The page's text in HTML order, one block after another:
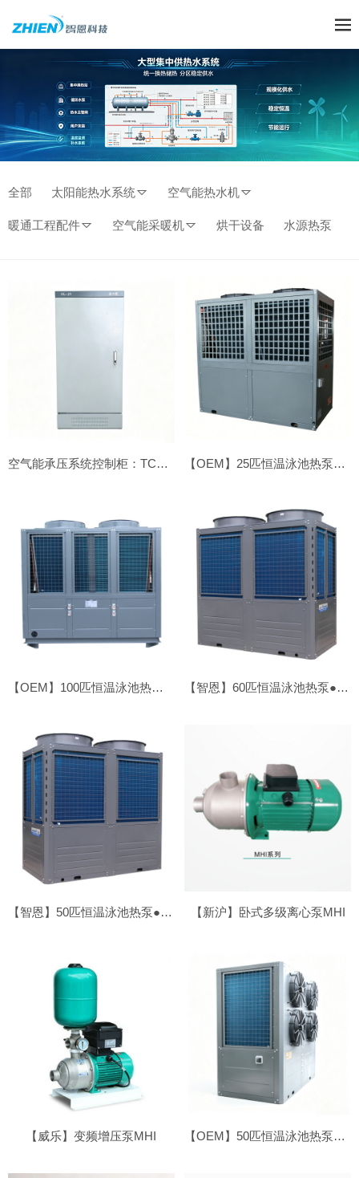
全部 太阳能热水系统 空气能热水机
暖通工程配件 空气能采暖机 烘干设备 水源热泵
空气能承压系统控制柜：TCC01-380V-168KW 【OEM】25匹恒温泳池热泵●顶吹
【OEM】100匹恒温泳池热泵●顶吹 【智恩】60匹恒温泳池热泵●顶吹
【智恩】50匹恒温泳池热泵●顶吹 【新沪】卧式多级离心泵MHI
【威乐】变频增压泵MHI 【OEM】50匹恒温泳池热泵●侧吹